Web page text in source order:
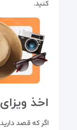
کنید.
اخذ
اگر که قصد